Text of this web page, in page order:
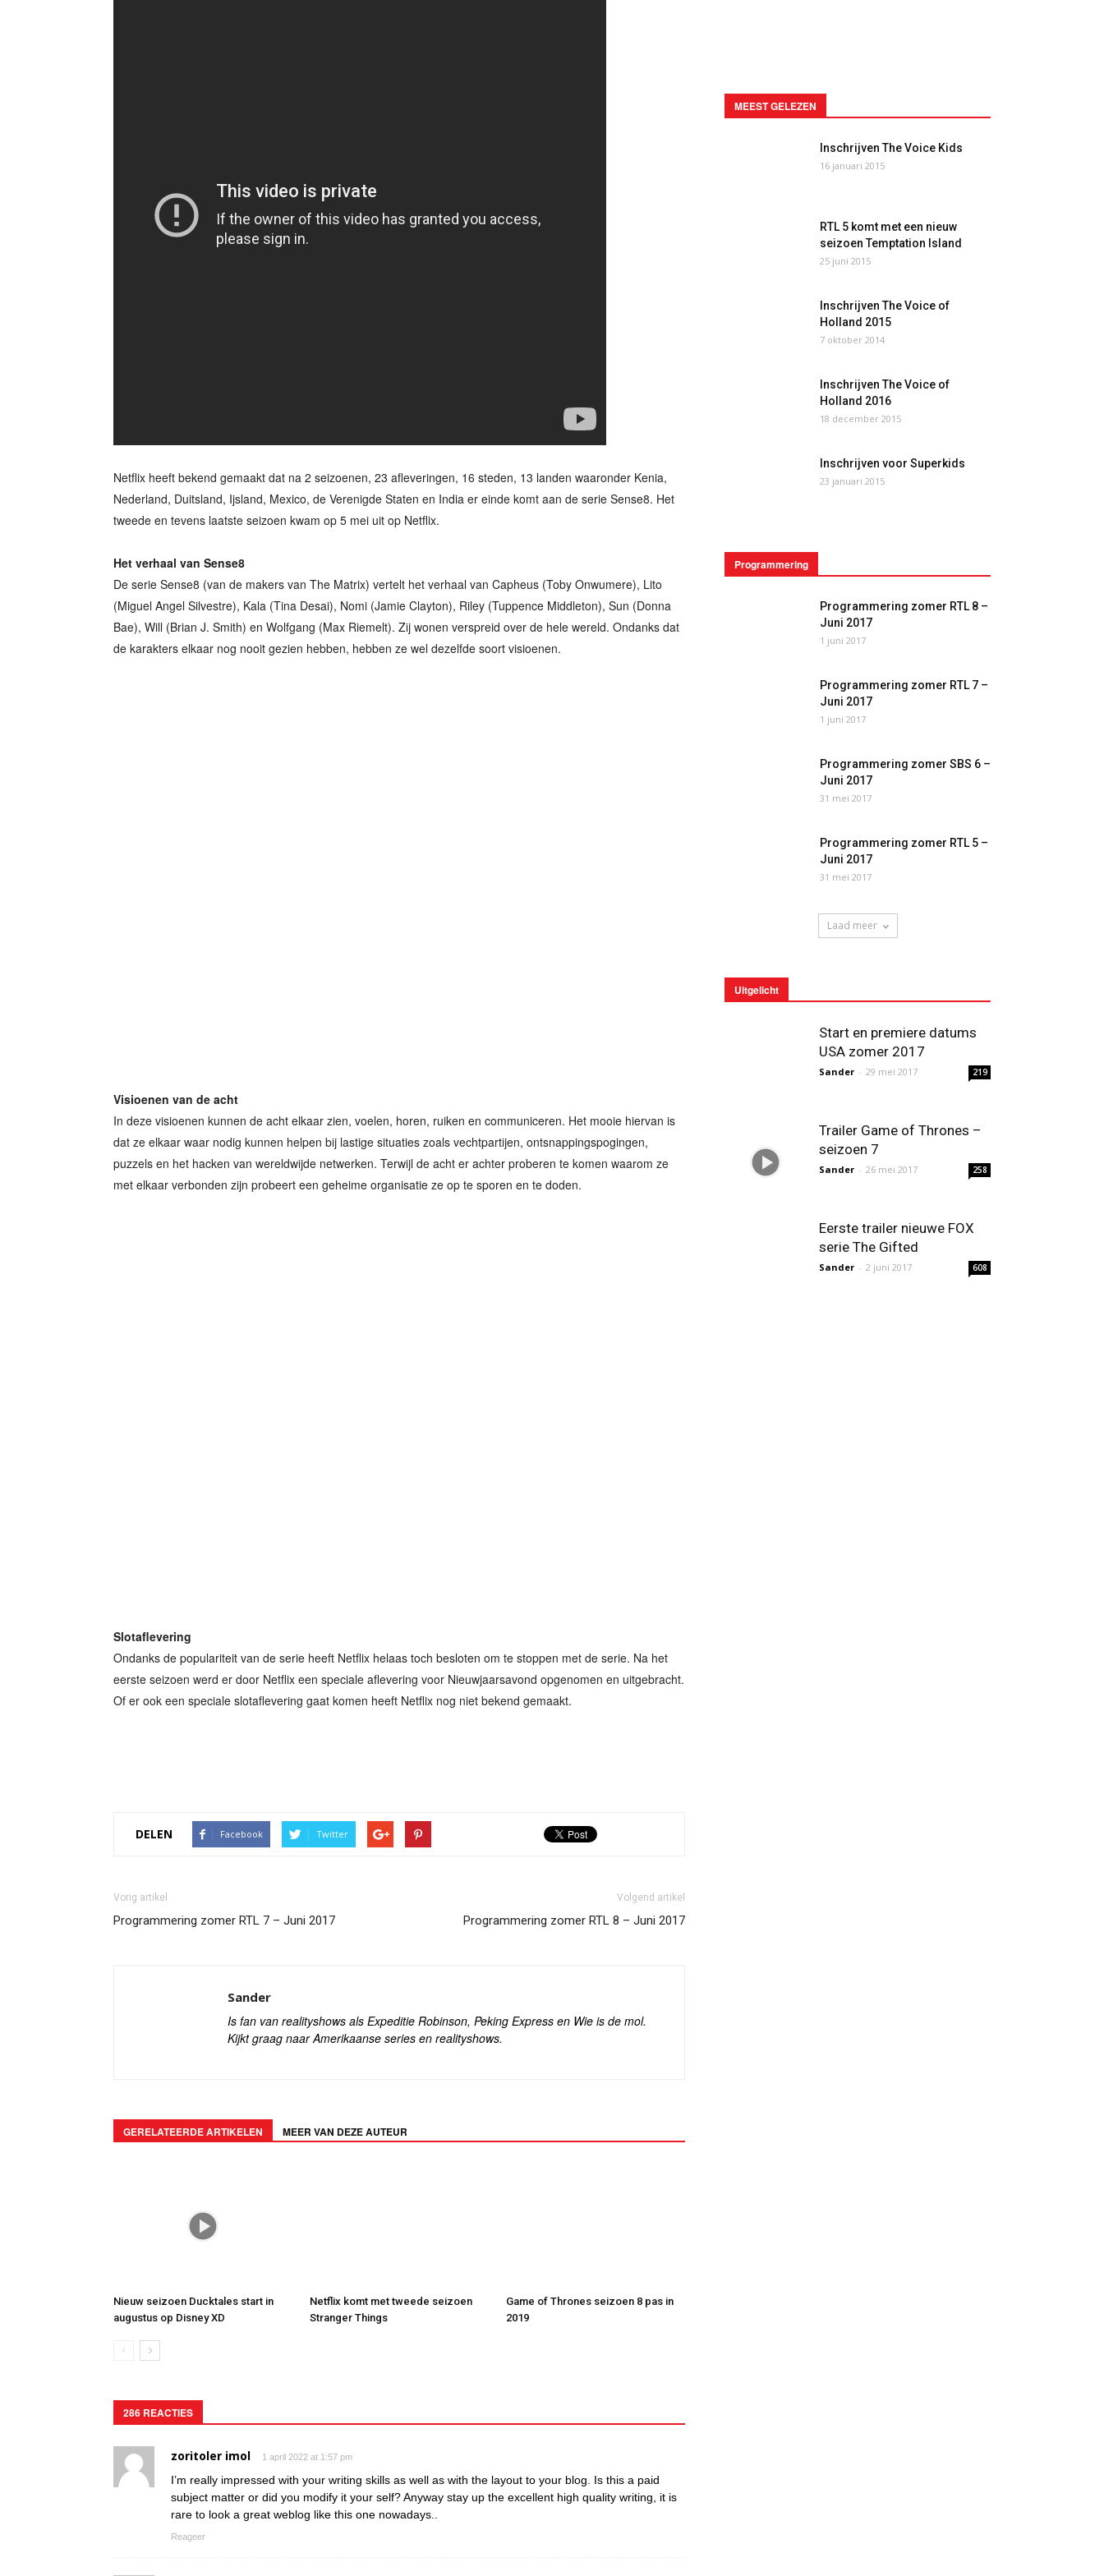
Netflix heeft bekend gemaakt dat na 2 seizoenen, 23 afleveringen, 16 steden, 13 landen waaronder Kenia,
Nederland, Duitsland, Ijsland, Mexico, de Verenigde Staten en India er einde komt aan de serie Sense8. Het
tweede en tevens laatste seizoen kwam op 5 mei uit op Netflix.
Het verhaal van Sense8
De serie Sense8 (van de makers van The Matrix) vertelt het verhaal van Capheus (Toby Onwumere), Lito
(Miguel Angel Silvestre), Kala (Tina Desai), Nomi (Jamie Clayton), Riley (Tuppence Middleton), Sun (Donna
Bae), Will (Brian J. Smith) en Wolfgang (Max Riemelt). Zij wonen verspreid over de hele wereld. Ondanks dat
de karakters elkaar nog nooit gezien hebben, hebben ze wel dezelfde soort visioenen.
Visioenen van de acht
In deze visioenen kunnen de acht elkaar zien, voelen, horen, ruiken en communiceren. Het mooie hiervan is
dat ze elkaar waar nodig kunnen helpen bij lastige situaties zoals vechtpartijen, ontsnappingspogingen,
puzzels en het hacken van wereldwijde netwerken. Terwijl de acht er achter proberen te komen waarom ze
met elkaar verbonden zijn probeert een geheime organisatie ze op te sporen en te doden.
Slotaflevering
Ondanks de populariteit van de serie heeft Netflix helaas toch besloten om te stoppen met de serie. Na het
eerste seizoen werd er door Netflix een speciale aflevering voor Nieuwjaarsavond opgenomen en uitgebracht.
Of er ook een speciale slotaflevering gaat komen heeft Netflix nog niet bekend gemaakt.
DELEN Facebook Twitter
Vorig artikel
Programmering zomer RTL 7 – Juni 2017
Volgend artikel
Programmering zomer RTL 8 – Juni 2017
Sander
Is fan van realityshows als Expeditie Robinson, Peking Express en Wie is de mol.
Kijkt graag naar Amerikaanse series en realityshows.
GERELATEERDE ARTIKELEN MEER VAN DEZE AUTEUR
Nieuw seizoen Ducktales start in
augustus op Disney XD
Netflix komt met tweede seizoen
Stranger Things
Game of Thrones seizoen 8 pas in
2019
286 REACTIES
zoritoler imol 1 april 2022 at 1:57 pm
I’m really impressed with your writing skills as well as with the layout to your blog. Is this a paid
subject matter or did you modify it your self? Anyway stay up the excellent high quality writing, it is
rare to look a great weblog like this one nowadays..
Reageer
MEEST GELEZEN
Inschrijven The Voice Kids
16 januari 2015
RTL 5 komt met een nieuw
seizoen Temptation Island
25 juni 2015
Inschrijven The Voice of
Holland 2015
7 oktober 2014
Inschrijven The Voice of
Holland 2016
18 december 2015
Inschrijven voor Superkids
23 januari 2015
Programmering
Programmering zomer RTL 8 –
Juni 2017
1 juni 2017
Programmering zomer RTL 7 –
Juni 2017
1 juni 2017
Programmering zomer SBS 6 –
Juni 2017
31 mei 2017
Programmering zomer RTL 5 –
Juni 2017
31 mei 2017
Laad meer
Uitgelicht
Start en premiere datums
USA zomer 2017
Sander - 29 mei 2017 219
Trailer Game of Thrones –
seizoen 7
Sander - 26 mei 2017 258
Eerste trailer nieuwe FOX
serie The Gifted
Sander - 2 juni 2017 608